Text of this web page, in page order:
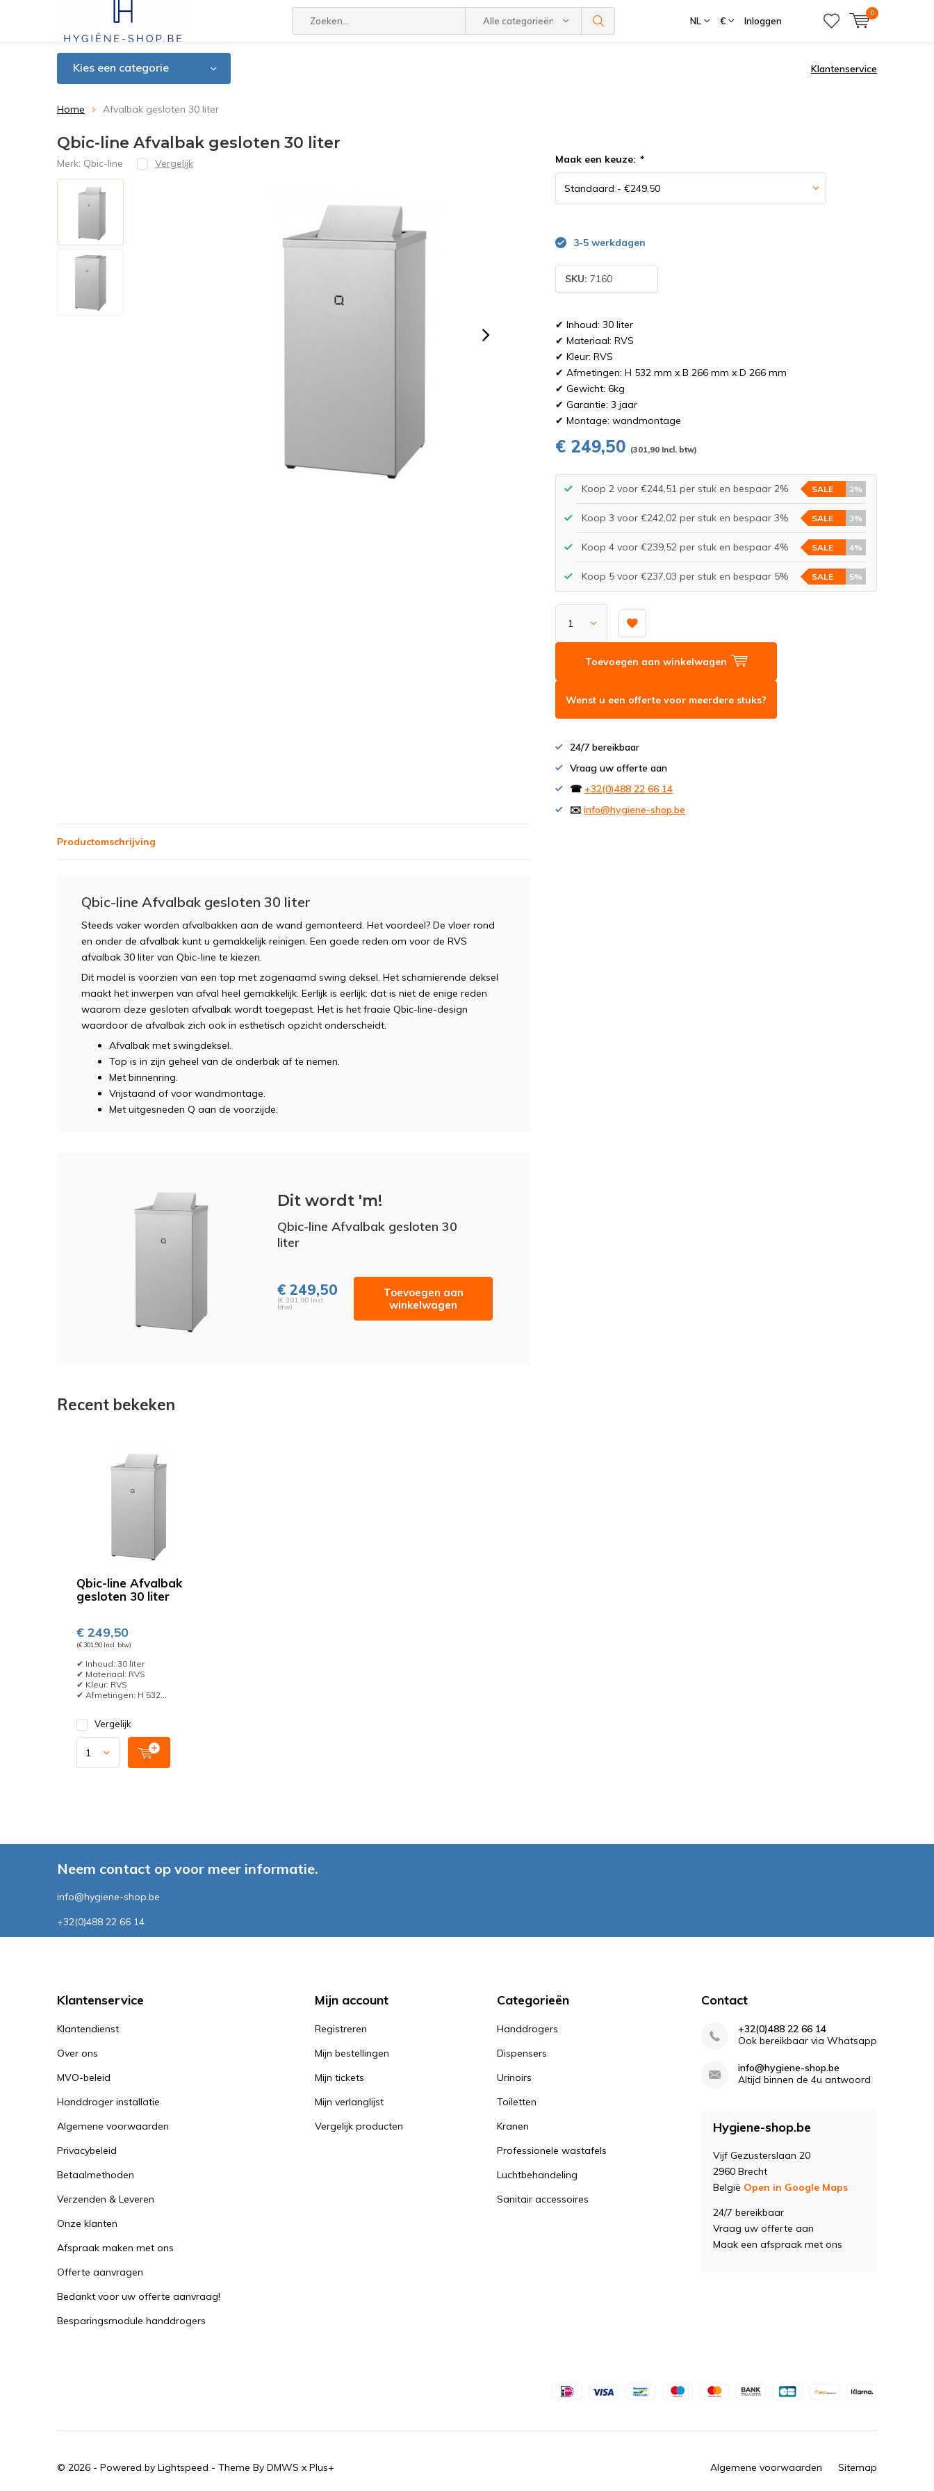
Alle categorieën NL € Inloggen
0
Kies een categorie Klantenservice
Home Afvalbak gesloten 30 liter
Qbic-line Afvalbak gesloten 30 liter
Merk: Qbic-line Vergelijk Maak een keuze: *
3-5 werkdagen
SKU: 7160
✔ Inhoud: 30 liter
✔ Materiaal: RVS
✔ Kleur: RVS
✔ Afmetingen: H 532 mm x B 266 mm x D 266 mm
✔ Gewicht: 6kg
✔ Garantie: 3 jaar
✔ Montage: wandmontage
€ 249,50 (301,90 Incl. btw)
Koop 2 voor €244,51 per stuk en bespaar 2% SALE 2%
Koop 3 voor €242,02 per stuk en bespaar 3% SALE 3%
Koop 4 voor €239,52 per stuk en bespaar 4% SALE 4%
Koop 5 voor €237,03 per stuk en bespaar 5% SALE 5%
Toevoegen aan winkelwagen
Wenst u een offerte voor meerdere stuks?
24/7 bereikbaar
Vraag uw offerte aan
☎+32(0)488 22 66 14
✉️info@hygiene-shop.be
Productomschrijving
Qbic-line Afvalbak gesloten 30 liter
Steeds vaker worden afvalbakken aan de wand gemonteerd. Het voordeel? De vloer rond
en onder de afvalbak kunt u gemakkelijk reinigen. Een goede reden om voor de RVS
afvalbak 30 liter van Qbic-line te kiezen.
Dit model is voorzien van een top met zogenaamd swing deksel. Het scharnierende deksel
maakt het inwerpen van afval heel gemakkelijk. Eerlijk is eerlijk: dat is niet de enige reden
waarom deze gesloten afvalbak wordt toegepast. Het is het fraaie Qbic-line-design
waardoor de afvalbak zich ook in esthetisch opzicht onderscheidt.
Afvalbak met swingdeksel.
Top is in zijn geheel van de onderbak af te nemen.
Met binnenring.
Vrijstaand of voor wandmontage.
Met uitgesneden Q aan de voorzijde.
Dit wordt 'm!
Qbic-line Afvalbak gesloten 30
liter
€ 249,50
(€ 301,90 Incl.
btw)
Toevoegen aan
winkelwagen
Recent bekeken
Qbic-line Afvalbak
gesloten 30 liter
€ 249,50
(€ 301,90 Incl. btw)
✔ Inhoud: 30 liter
✔ Materiaal: RVS
✔ Kleur: RVS
✔ Afmetingen: H 532...
Vergelijk
Neem contact op voor meer informatie.
info@hygiene-shop.be
+32(0)488 22 66 14
Klantenservice
Klantendienst
Over ons
MVO-beleid
Handdroger installatie
Algemene voorwaarden
Privacybeleid
Betaalmethoden
Verzenden & Leveren
Onze klanten
Afspraak maken met ons
Offerte aanvragen
Bedankt voor uw offerte aanvraag!
Besparingsmodule handdrogers
Mijn account
Registreren
Mijn bestellingen
Mijn tickets
Mijn verlanglijst
Vergelijk producten
Categorieën
Handdrogers
Dispensers
Urinoirs
Toiletten
Kranen
Professionele wastafels
Luchtbehandeling
Sanitair accessoires
Contact
+32(0)488 22 66 14
Ook bereikbaar via Whatsapp
info@hygiene-shop.be
Altijd binnen de 4u antwoord
Hygiene-shop.be
Vijf Gezusterslaan 20
2960 Brecht
België Open in Google Maps
24/7 bereikbaar
Vraag uw offerte aan
Maak een afspraak met ons
© 2026 - Powered by Lightspeed - Theme By DMWS x Plus+ Algemene voorwaarden Sitemap